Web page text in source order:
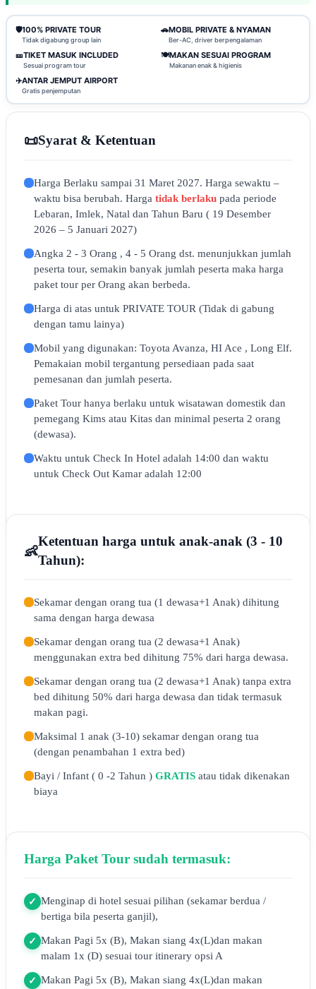
🛡️100% PRIVATE TOUR
Tidak digabung group lain
🚗MOBIL PRIVATE & NYAMAN
Ber-AC, driver berpengalaman
🎫TIKET MASUK INCLUDED
Sesuai program tour
🍽️MAKAN SESUAI PROGRAM
Makanan enak & higienis
✈️ANTAR JEMPUT AIRPORT
Gratis penjemputan
📜Syarat & Ketentuan
Harga Berlaku sampai 31 Maret 2027. Harga sewaktu –
waktu bisa berubah. Harga tidak berlaku pada periode
Lebaran, Imlek, Natal dan Tahun Baru ( 19 Desember
2026 – 5 Januari 2027)
Angka 2 - 3 Orang , 4 - 5 Orang dst. menunjukkan jumlah
peserta tour, semakin banyak jumlah peserta maka harga
paket tour per Orang akan berbeda.
Harga di atas untuk PRIVATE TOUR (Tidak di gabung
dengan tamu lainya)
Mobil yang digunakan: Toyota Avanza, HI Ace , Long Elf.
Pemakaian mobil tergantung persediaan pada saat
pemesanan dan jumlah peserta.
Paket Tour hanya berlaku untuk wisatawan domestik dan
pemegang Kims atau Kitas dan minimal peserta 2 orang
(dewasa).
Waktu untuk Check In Hotel adalah 14:00 dan waktu
untuk Check Out Kamar adalah 12:00
👶
Ketentuan harga untuk anak-anak (3 - 10
Tahun):
Sekamar dengan orang tua (1 dewasa+1 Anak) dihitung
sama dengan harga dewasa
Sekamar dengan orang tua (2 dewasa+1 Anak)
menggunakan extra bed dihitung 75% dari harga dewasa.
Sekamar dengan orang tua (2 dewasa+1 Anak) tanpa extra
bed dihitung 50% dari harga dewasa dan tidak termasuk
makan pagi.
Maksimal 1 anak (3-10) sekamar dengan orang tua
(dengan penambahan 1 extra bed)
Bayi / Infant ( 0 -2 Tahun ) GRATIS atau tidak dikenakan
biaya
Harga Paket Tour sudah termasuk:
✓ Menginap di hotel sesuai pilihan (sekamar berdua /
bertiga bila peserta ganjil),
✓ Makan Pagi 5x (B), Makan siang 4x(L)dan makan
malam 1x (D) sesuai tour itinerary opsi A
✓ Makan Pagi 5x (B), Makan siang 4x(L)dan makan